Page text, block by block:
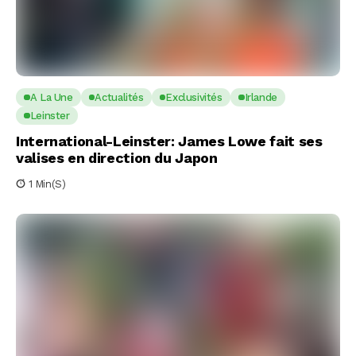
A La Une Actualités Exclusivités
Irlande
Leinster
International-Leinster: James Lowe fait ses
valises en direction du Japon
1 Min(s)